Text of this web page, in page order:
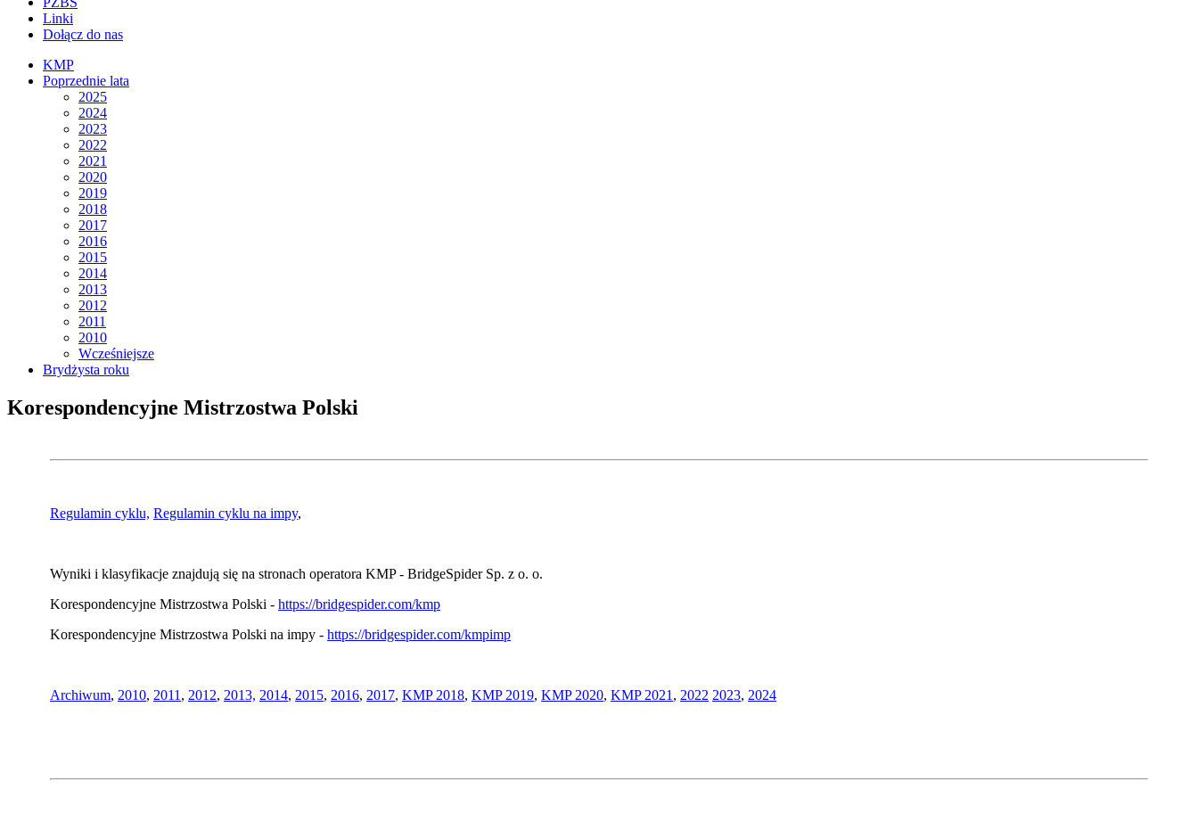
Linki
Dołącz do nas
KMP
Poprzednie lata
2025
2024
2023
2022
2021
2020
2019
2018
2017
2016
2015
2014
2013
2012
2011
2010
Wcześniejsze
Brydżysta roku
Korespondencyjne Mistrzostwa Polski
Regulamin cyklu, Regulamin cyklu na impy,
Wyniki i klasyfikacje znajdują się na stronach operatora KMP - BridgeSpider Sp. z o. o.
Korespondencyjne Mistrzostwa Polski - https://bridgespider.com/kmp
Korespondencyjne Mistrzostwa Polski na impy - https://bridgespider.com/kmpimp
Archiwum, 2010, 2011 , 2012, 2013, 2014, 2015, 2016, 2017, KMP 2018, KMP 2019, KMP 2020, KMP 2021 , 2022 2023, 2024